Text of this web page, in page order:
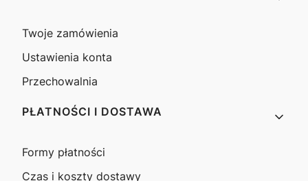
Twoje zamówienia
Ustawienia konta
Przechowalnia
PŁATNOŚCI I DOSTAWA
Formy płatności
Czas i koszty dostawy